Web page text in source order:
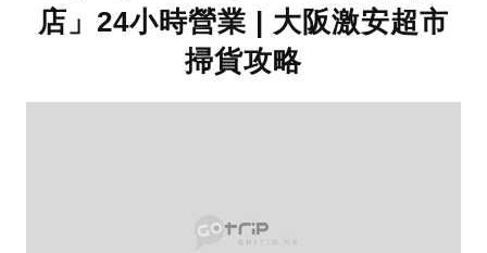
店」24小時營業 | 大阪激安超市
掃貨攻略